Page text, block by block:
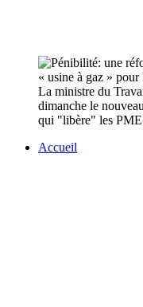
La ministre du
dimanche le
qui "libère" les
Accueil